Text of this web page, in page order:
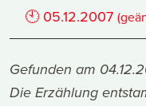
🕙 05.12.2007
Gefunden am
Die Erzählung